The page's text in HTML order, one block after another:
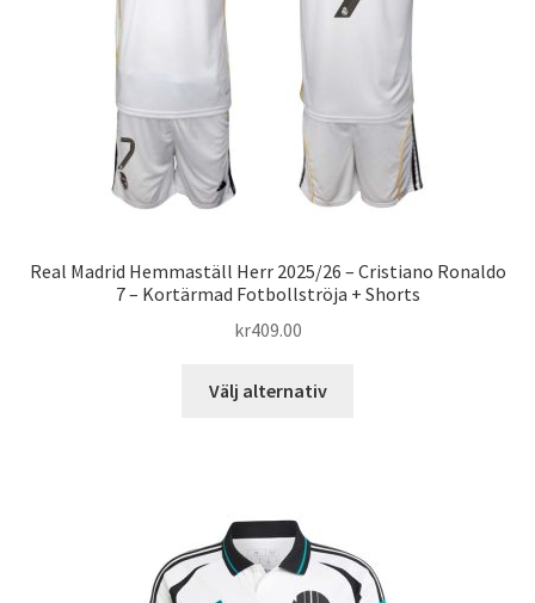
Real Madrid Hemmaställ Herr 2025/26 – Cristiano Ronaldo
7 – Kortärmad Fotbollströja + Shorts
kr409.00
Välj alternativ
De
olika